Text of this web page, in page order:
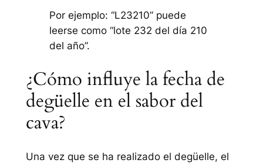
Por ejemplo: “L23210” puede
leerse como “lote 232 del día 210
del año”.
¿Cómo influye la fecha de
degüelle en el sabor del
cava?
Una vez que se ha realizado el degüelle, el